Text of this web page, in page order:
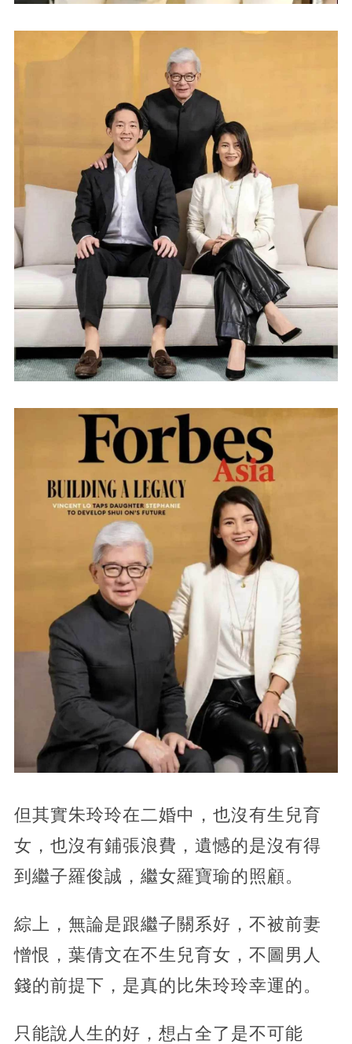
但其實朱玲玲在二婚中，也沒有生兒育
女，也沒有鋪張浪費，遺憾的是沒有得
到繼子羅俊誠，繼女羅寶瑜的照顧。
綜上，無論是跟繼子關系好，不被前妻
憎恨，葉倩文在不生兒育女，不圖男人
錢的前提下，是真的比朱玲玲幸運的。
只能說人生的好，想占全了是不可能